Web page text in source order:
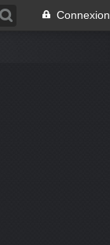
Connexion